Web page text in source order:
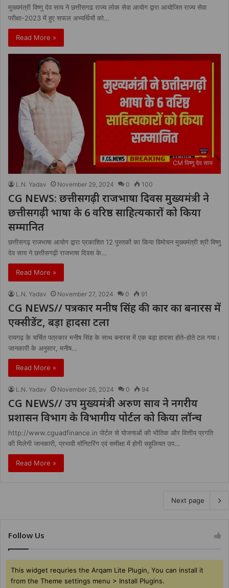
मुख्यमंत्री विष्णु देव साय ने छत्तीसगढ राज्य लोक सेवा आयोग द्वारा आयोजित राज्य सेवा
परीक्षा-2023 में हुए सफल अभ्यर्थियों को…
Read More »
CM विष्णु देव साय
L.N. Yadav November 29, 2024 0 100
CG NEWS: छत्तीसगढ़ी राजभाषा दिवस मुख्यमंत्री ने
छत्तीसगढ़ी भाषा के 6 वरिष्ठ साहित्यकारों को किया
सम्मानित
छत्तीसगढ़ राजभाषा आयोग द्वारा प्रकाशित 12 पुस्तकों का किया विमोचन मुख्यमंत्री श्री विष्णु
देव साय ने छत्तीसगढ़ी राजभाषा दिवस के…
Read More »
L.N. Yadav November 27, 2024 0 91
CG NEWS// पत्रकार मनीष सिंह की कार का बनारस में
एक्सीडेंट, बड़ा हादसा टला
रायगढ़ के चर्चित पत्रकार मनीष सिंह के साथ बनारस में एक बड़ा हादसा होते-होते टल गया।
जानकारी के अनुसार, मनीष…
Read More »
L.N. Yadav November 26, 2024 0 94
CG NEWS// उप मुख्यमंत्री अरुण साव ने नगरीय
प्रशासन विभाग के विभागीय पोर्टल को किया लॉन्च
http://www.cguadfinance.in पोर्टल से योजनाओं की भौतिक और वित्तीय प्रगति
की मिलेगी जानकारी, प्रभावी मॉनिटरिंग एवं समीक्षा में होगी सहूलियत उप…
Read More »
Next page
Follow Us
This widget requries the Arqam Lite Plugin, You can install it
from the Theme settings menu > Install Plugins.